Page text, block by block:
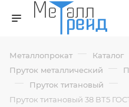
Металлопрокат — Каталог
Пруток металлический —
— Пруток титановый —
Пруток титановый 38 ВТ5